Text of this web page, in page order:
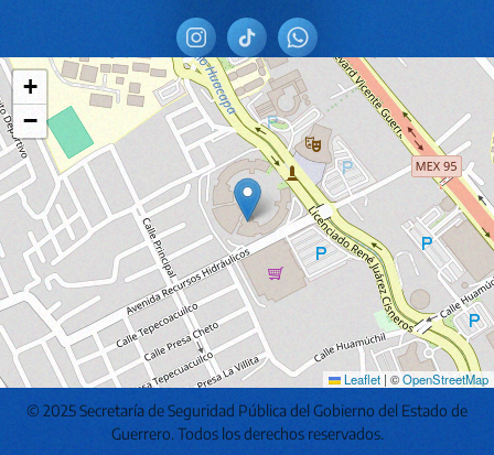
+
−
Leaflet | ©OpenStreetMap
© 2025 Secretaría de Seguridad Pública del Gobierno del Estado de
Guerrero. Todos los derechos reservados.